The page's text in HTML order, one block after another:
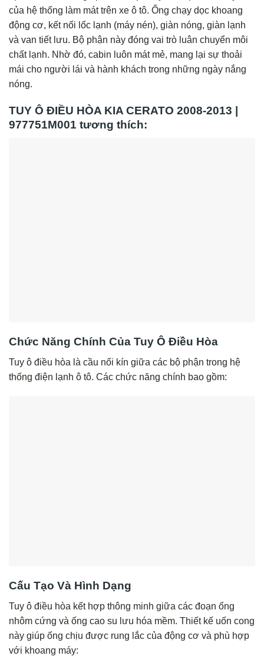
của hệ thống làm mát trên xe ô tô. Ống chạy dọc khoang
động cơ, kết nối lốc lạnh (máy nén), giàn nóng, giàn lạnh
và van tiết lưu. Bộ phận này đóng vai trò luân chuyển môi
chất lạnh. Nhờ đó, cabin luôn mát mẻ, mang lại sự thoải
mái cho người lái và hành khách trong những ngày nắng
nóng.
TUY Ô ĐIỀU HÒA KIA CERATO 2008-2013 |
977751M001 tương thích:
Chức Năng Chính Của Tuy Ô Điều Hòa
Tuy ô điều hòa là cầu nối kín giữa các bộ phận trong hệ
thống điện lạnh ô tô. Các chức năng chính bao gồm:
Cấu Tạo Và Hình Dạng
Tuy ô điều hòa kết hợp thông minh giữa các đoạn ống
nhôm cứng và ống cao su lưu hóa mềm. Thiết kế uốn cong
này giúp ống chịu được rung lắc của động cơ và phù hợp
với khoang máy: